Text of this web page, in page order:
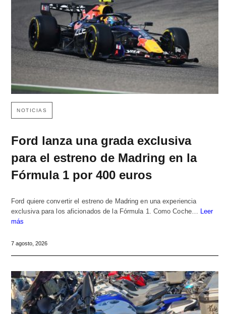
NOTICIAS
Ford lanza una grada exclusiva
para el estreno de Madring en la
Fórmula 1 por 400 euros
Ford quiere convertir el estreno de Madring en una experiencia
exclusiva para los aficionados de la Fórmula 1. Como Coche… Leer
más
7 agosto, 2026